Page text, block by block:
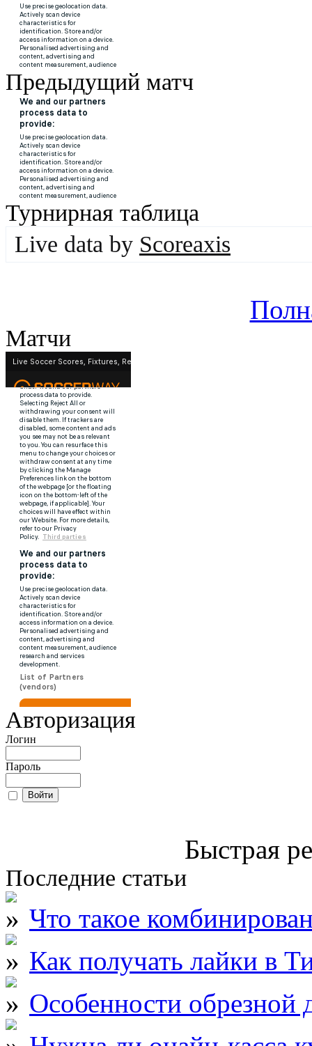
Предыдущий матч
Турнирная таблица
Live data by Scoreaxis
Матчи
Авторизация
Логин
Пароль
Быстрая
Последние статьи
Что такое
Как получать лайки в
Особенности обрезной